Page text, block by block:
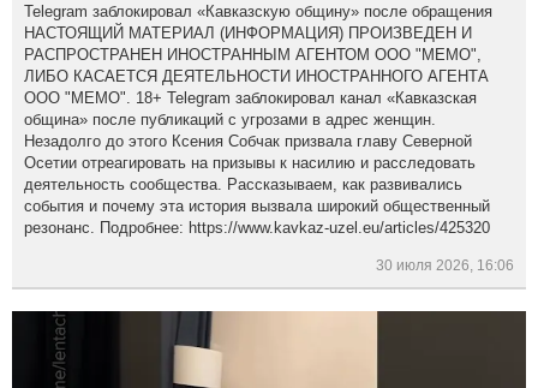
Telegram заблокировал «Кавказскую общину» после обращения
НАСТОЯЩИЙ МАТЕРИАЛ (ИНФОРМАЦИЯ) ПРОИЗВЕДЕН И
РАСПРОСТРАНЕН ИНОСТРАННЫМ АГЕНТОМ ООО "МЕМО",
ЛИБО КАСАЕТСЯ ДЕЯТЕЛЬНОСТИ ИНОСТРАННОГО АГЕНТА
ООО "МЕМО". 18+ Telegram заблокировал канал «Кавказская
община» после публикаций с угрозами в адрес женщин.
Незадолго до этого Ксения Собчак призвала главу Северной
Осетии отреагировать на призывы к насилию и расследовать
деятельность сообщества. Рассказываем, как развивались
события и почему эта история вызвала широкий общественный
резонанс. Подробнее: https://www.kavkaz-uzel.eu/articles/425320
30 июля 2026, 16:06